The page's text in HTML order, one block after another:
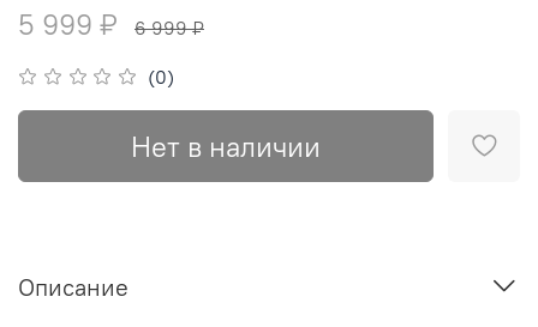
(0)
5 999 ₽ 6 999 ₽
Нет в наличии
Описание